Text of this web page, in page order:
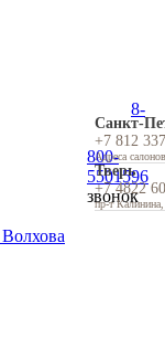
Санкт-
+7 812
Адреса
Тверь
+7 4822
пр-т
8-
800-
5501596
звонок